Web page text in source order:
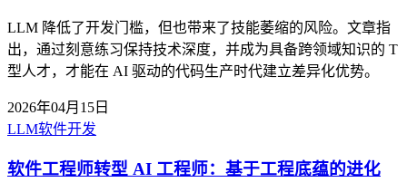
LLM 降低了开发门槛，但也带来了技能萎缩的风险。文章指
出，通过刻意练习保持技术深度，并成为具备跨领域知识的 T
型人才，才能在 AI 驱动的代码生产时代建立差异化优势。
2026年04月15日
LLM软件开发
软件工程师转型 AI 工程师：基于工程底蕴的进化